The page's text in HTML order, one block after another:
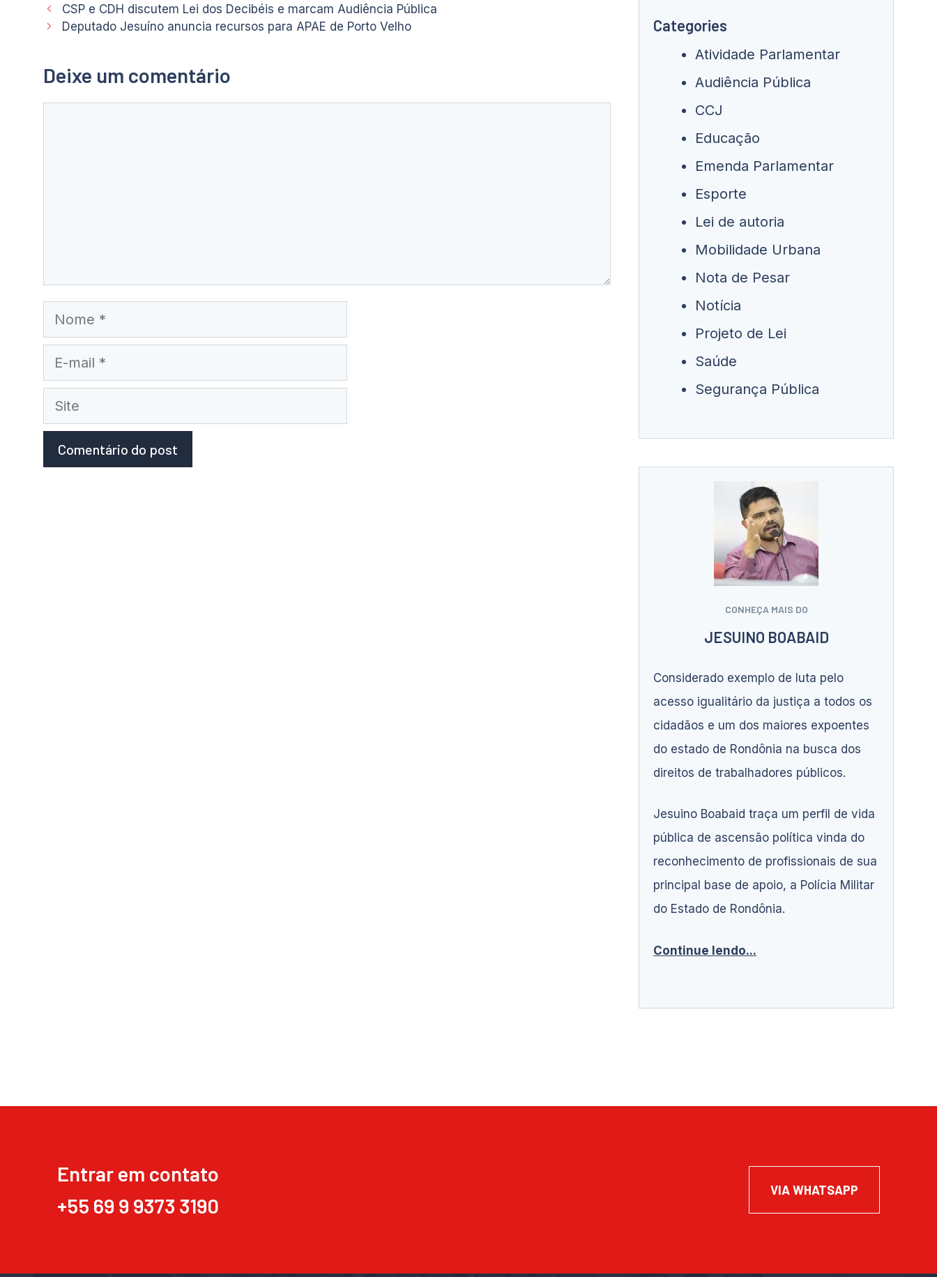
CSP e CDH discutem Lei dos Decibéis e marcam Audiência Pública
Deputado Jesuíno anuncia recursos para APAE de Porto Velho
Deixe um comentário
Nome
E-
mail
Site
Categories
Atividade Parlamentar
Audiência Pública
CCJ
Educação
Emenda Parlamentar
Esporte
Lei de autoria
Mobilidade Urbana
Nota de Pesar
Notícia
Projeto de Lei
Saúde
Segurança Pública
CONHEÇA MAIS DO
JESUINO BOABAID
Considerado exemplo de luta pelo
acesso igualitário da justiça a todos os
cidadãos e um dos maiores expoentes
do estado de Rondônia na busca dos
direitos de trabalhadores públicos.
Jesuino Boabaid traça um perfil de vida
pública de ascensão política vinda do
reconhecimento de profissionais de sua
principal base de apoio, a Polícia Militar
do Estado de Rondônia.
Continue lendo...
Entrar em contato
+55 69 9 9373 3190
VIA WHATSAPP